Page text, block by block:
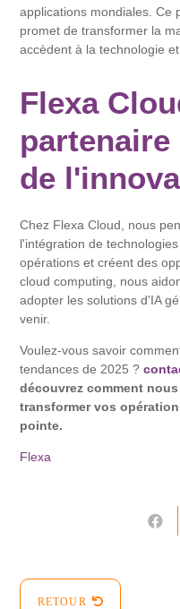
applications mondiales. Ce
promet de transformer la
accèdent à la technologie et
Flexa
de
Chez Flexa Cloud, nous
l'intégration de
opérations et créent des
cloud computing, nous
adopter les solutions d'IA
venir.
Voulez-vous savoir
tendances de 2025 ?
découvrez comment
transformer vos
pointe.
Flexa
RETOUR